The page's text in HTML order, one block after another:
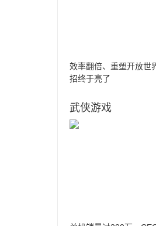
效率翻倍、重塑开放世
招终于亮了
武侠游戏